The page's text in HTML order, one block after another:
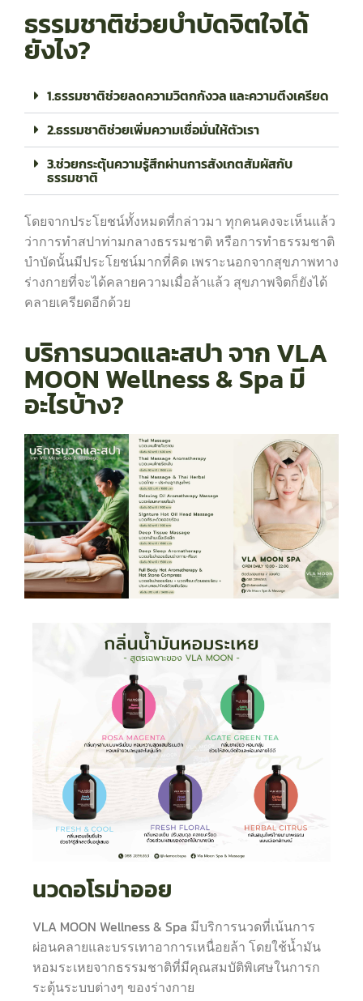
ธรรมชาติช่วยบำบัดจิตใจได้
ยังไง?
1.ธรรมชาติช่วยลดความวิตกกังวล และความตึงเครียด
2.ธรรมชาติช่วยเพิ่มความเชื่อมั่นให้ตัวเรา
3.ช่วยกระตุ้นความรู้สึกผ่านการสังเกตสัมผัสกับ
ธรรมชาติ
โดยจากประโยชน์ทั้งหมดที่กล่าวมา ทุกคนคงจะเห็นแล้ว
ว่าการทำสปาท่ามกลางธรรมชาติ หรือการทำธรรมชาติ
บำบัดนั้นมีประโยชน์มากที่คิด เพราะนอกจากสุขภาพทาง
ร่างกายที่จะได้คลายความเมื่อล้าแล้ว สุขภาพจิตก็ยังได้
คลายเครียดอีกด้วย
บริการนวดและสปา จาก VLA
MOON Wellness & Spa มี
อะไรบ้าง?
นวดอโรม่าออย
VLA MOON Wellness & Spa มีบริการนวดที่เน้นการ
ผ่อนคลายและบรรเทาอาการเหนื่อยล้า โดยใช้น้ำมัน
หอมระเหยจากธรรมชาติที่มีคุณสมบัติพิเศษในการก
ระตุ้นระบบต่างๆ ของร่างกาย